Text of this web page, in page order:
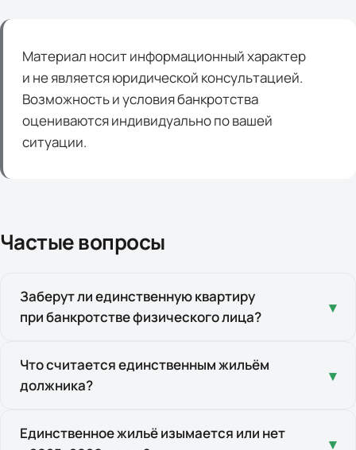
Материал носит информационный характер
и не является юридической консультацией.
Возможность и условия банкротства
оцениваются индивидуально по вашей
ситуации.
Частые вопросы
Заберут ли единственную квартиру
при банкротстве физического лица?
▾
По общему правилу нет — единственное жильё
защищено статьёй 446 ГПК РФ и не входит
и «роскошное» жильё.
Что считается единственным жильём
должника?
▾
Пригодная для постоянного проживания
Единственное жильё изымается или нет
▾